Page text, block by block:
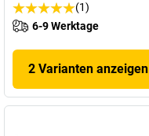
(1)
6-9 Werktage
2 Varianten anzeigen